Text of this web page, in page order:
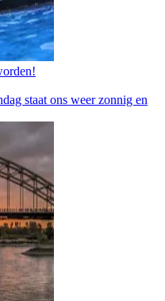
staat ons weer zonnig en